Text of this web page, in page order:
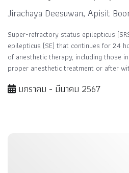
Jirachaya Deesuwan, Apisit
Super-refractory status epilepticus
epilepticus (SE) that continues for 24
of anesthetic therapy, including those
proper anesthetic treatment or after
มกราคม - มีนาคม 2567